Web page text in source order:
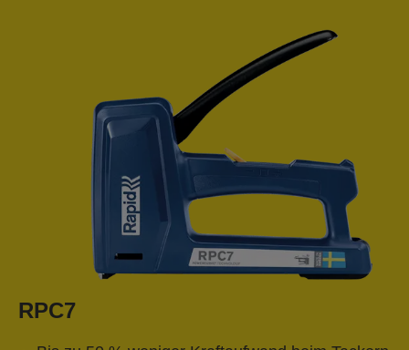
RPC7